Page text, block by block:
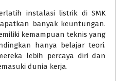
instalasi listrik di SMK
banyak keuntungan.
kemampuan teknis yang
hanya belajar teori.
lebih percaya diri dan
dunia kerja.